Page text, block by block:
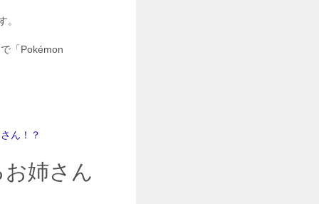
。
「Pokémon
ん！？
姉さん